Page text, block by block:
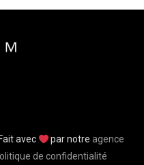
avec par notreagence
de confidentialité